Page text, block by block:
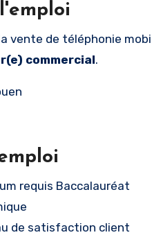
commercial.
requis Baccalauréat
de satisfaction client